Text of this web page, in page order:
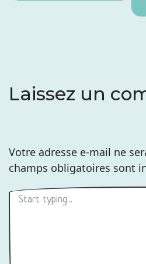
Laissez un
Votre adresse e-mail ne
champs obligatoires sont